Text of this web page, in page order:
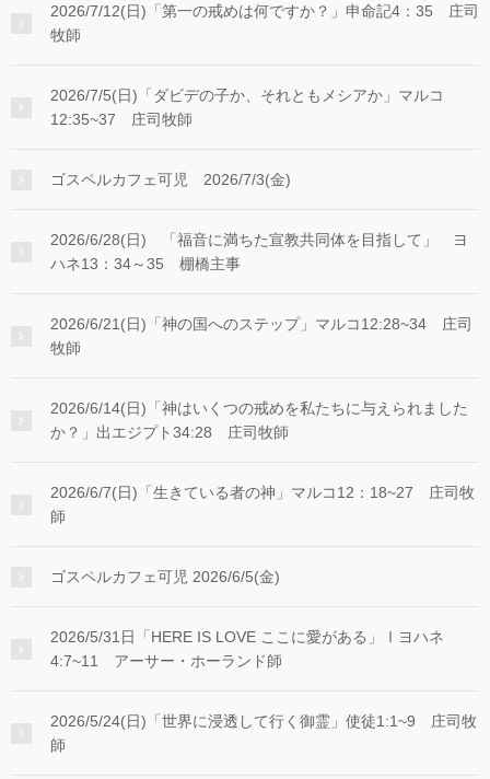
2026/7/12(日)「第一の戒めは何ですか？」申命記4：35 庄司
牧師
2026/7/5(日)「ダビデの子か、それともメシアか」マルコ
12:35~37 庄司牧師
ゴスペルカフェ可児 2026/7/3(金)
2026/6/28(日) 「福音に満ちた宣教共同体を目指して」 ヨ
ハネ13：34～35 棚橋主事
2026/6/21(日)「神の国へのステップ」マルコ12:28~34 庄司
牧師
2026/6/14(日)「神はいくつの戒めを私たちに与えられました
か？」出エジプト34:28 庄司牧師
2026/6/7(日)「生きている者の神」マルコ12：18~27 庄司牧
師
ゴスペルカフェ可児 2026/6/5(金)
2026/5/31日「HERE IS LOVE ここに愛がある」Ⅰヨハネ
4:7~11 アーサー・ホーランド師
2026/5/24(日)「世界に浸透して行く御霊」使徒1:1~9 庄司牧
師